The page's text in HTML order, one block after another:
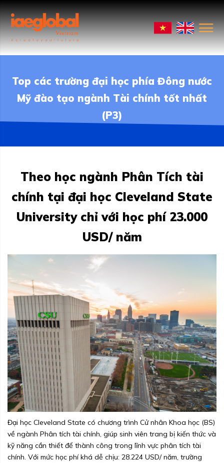
Top các trường đại học phía Đông nước
Mỹ đào tạo ngành Tài chính tốt nhất
(P3)
Theo học ngành Phân Tích tài
chính tại đại học Cleveland State
University chỉ với học phí 23.000
USD/ năm
Đại học Cleveland State có chương trình Cử nhân Khoa học (BS)
về ngành Phân tích tài chính, giúp sinh viên trang bị kiến thức và
kỹ năng cần thiết để thành công trong lĩnh vực phân tích tài
chính. Với mức học phí khá dễ chịu: 28.224 USD/ năm, trường